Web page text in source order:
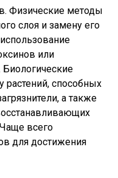
Физические методы
слоя и замену его
или
способных
а также
всего
для достижения